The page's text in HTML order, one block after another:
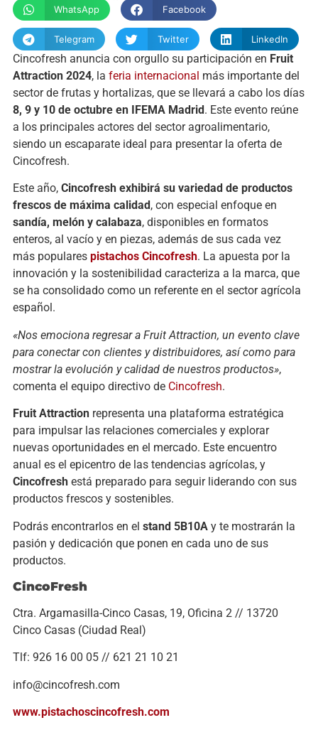
WhatsApp Facebook
Telegram Twitter LinkedIn
Cincofresh anuncia con orgullo su participación en Fruit
Attraction 2024, la feria internacional más importante del
sector de frutas y hortalizas, que se llevará a cabo los días
8, 9 y 10 de octubre en IFEMA Madrid. Este evento reúne
a los principales actores del sector agroalimentario,
siendo un escaparate ideal para presentar la oferta de
Cincofresh.
Este año,Cincofresh exhibirá su variedad de productos
frescos de máxima calidad , con especial enfoque en
sandía, melón y calabaza, disponibles en formatos
enteros, al vacío y en piezas, además de sus cada vez
más populares pistachos Cincofresh. La apuesta por la
innovación y la sostenibilidad caracteriza a la marca, que
se ha consolidado como un referente en el sector agrícola
español.
«Nos emociona regresar a Fruit Attraction, un evento clave
para conectar con clientes y distribuidores, así como para
mostrar la evolución y calidad de nuestros productos»,
comenta el equipo directivo de Cincofresh.
Fruit Attractionrepresenta una plataforma estratégica
para impulsar las relaciones comerciales y explorar
nuevas oportunidades en el mercado. Este encuentro
anual es el epicentro de las tendencias agrícolas, y
Cincofreshestá preparado para seguir liderando con sus
productos frescos y sostenibles.
Podrás encontrarlos en el stand 5B10Ay te mostrarán la
pasión y dedicación que ponen en cada uno de sus
productos.
CincoFresh
Ctra. Argamasilla-Cinco Casas, 19, Oficina 2 // 13720
Cinco Casas (Ciudad Real)
Tlf: 926 16 00 05 // 621 21 10 21
info@cincofresh.com
www.pistachoscincofresh.com